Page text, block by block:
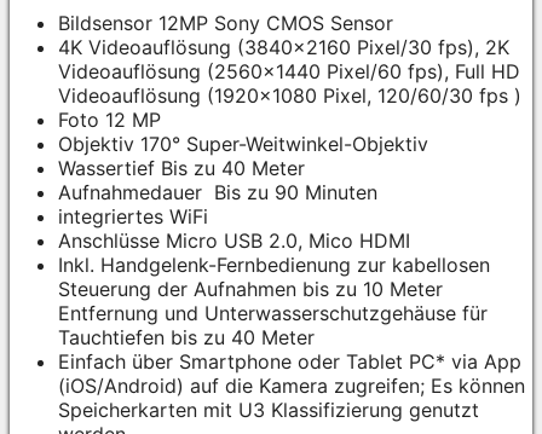
Bildsensor 12MP Sony CMOS Sensor
4K Videoauflösung (3840×2160 Pixel/30 fps), 2K
Videoauflösung (2560×1440 Pixel/60 fps), Full HD
Videoauflösung (1920×1080 Pixel, 120/60/30 fps )
Foto 12 MP
Objektiv 170° Super-Weitwinkel-Objektiv
Wassertief Bis zu 40 Meter
Aufnahmedauer Bis zu 90 Minuten
integriertes WiFi
Anschlüsse Micro USB 2.0, Mico HDMI
Inkl. Handgelenk-Fernbedienung zur kabellosen
Steuerung der Aufnahmen bis zu 10 Meter
Entfernung und Unterwasserschutzgehäuse für
Tauchtiefen bis zu 40 Meter
Einfach über Smartphone oder Tablet PC* via App
(iOS/Android) auf die Kamera zugreifen; Es können
Speicherkarten mit U3 Klassifizierung genutzt